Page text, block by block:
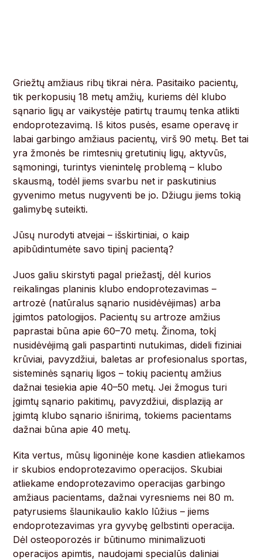
Griežtų amžiaus ribų tikrai nėra. Pasitaiko pacientų,
tik perkopusių 18 metų amžių, kuriems dėl klubo
sąnario ligų ar vaikystėje patirtų traumų tenka atlikti
endoprotezavimą. Iš kitos pusės, esame operavę ir
labai garbingo amžiaus pacientų, virš 90 metų. Bet tai
yra žmonės be rimtesnių gretutinių ligų, aktyvūs,
sąmoningi, turintys vienintelę problemą – klubo
skausmą, todėl jiems svarbu net ir paskutinius
gyvenimo metus nugyventi be jo. Džiugu jiems tokią
galimybę suteikti.
Jūsų nurodyti atvejai – išskirtiniai, o kaip
apibūdintumėte savo tipinį pacientą?
Juos galiu skirstyti pagal priežastį, dėl kurios
reikalingas planinis klubo endoprotezavimas –
artrozė (natūralus sąnario nusidėvėjimas) arba
įgimtos patologijos. Pacientų su artroze amžius
paprastai būna apie 60–70 metų. Žinoma, tokį
nusidėvėjimą gali paspartinti nutukimas, dideli fiziniai
krūviai, pavyzdžiui, baletas ar profesionalus sportas,
sisteminės sąnarių ligos – tokių pacientų amžius
dažnai tesiekia apie 40–50 metų. Jei žmogus turi
įgimtų sąnario pakitimų, pavyzdžiui, displaziją ar
įgimtą klubo sąnario išnirimą, tokiems pacientams
dažnai būna apie 40 metų.
Kita vertus, mūsų ligoninėje kone kasdien atliekamos
ir skubios endoprotezavimo operacijos. Skubiai
atliekame endoprotezavimo operacijas garbingo
amžiaus pacientams, dažnai vyresniems nei 80 m.
patyrusiems šlaunikaulio kaklo lūžius – jiems
endoprotezavimas yra gyvybę gelbstinti operacija.
Dėl osteoporozės ir būtinumo minimalizuoti
operacijos apimtis, naudojami specialūs daliniai